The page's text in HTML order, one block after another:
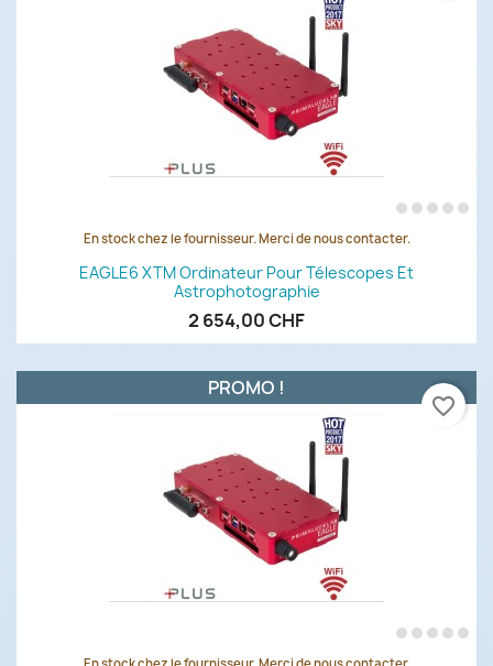
En stock chez le fournisseur. Merci de nous contacter.
EAGLE6 XTM Ordinateur Pour Télescopes Et
Astrophotographie
2 654,00 CHF
PROMO !
favorite_border